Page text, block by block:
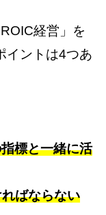
経営」を
イントは4つあ
標と一緒に活
ばならない